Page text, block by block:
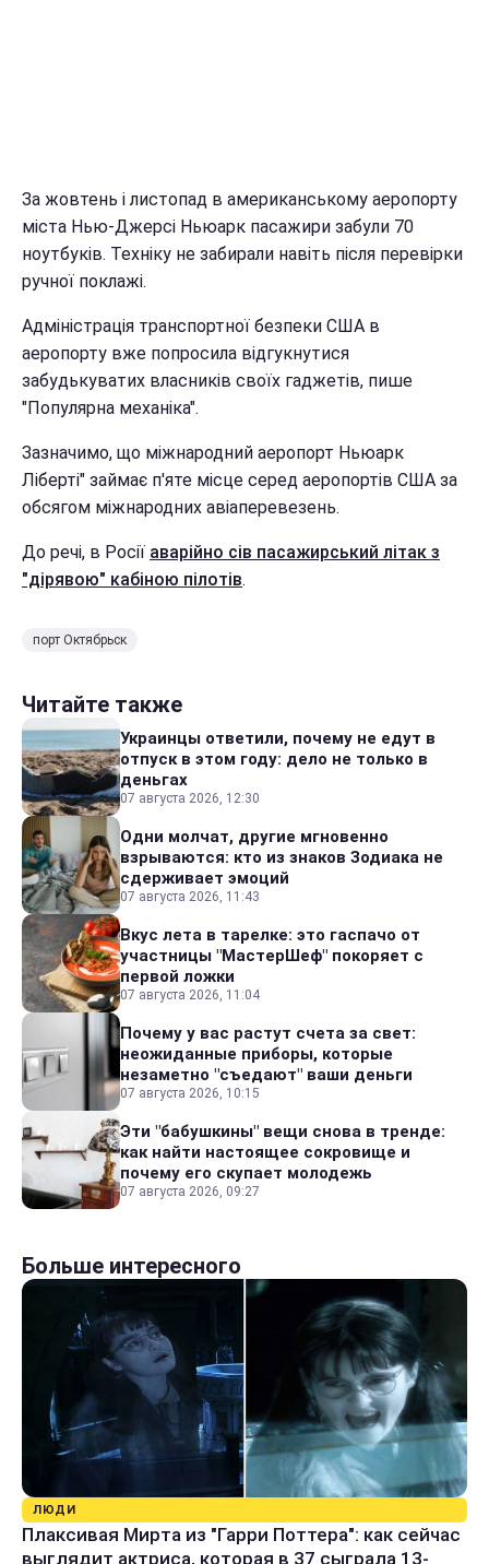
За жовтень і листопад в американському аеропорту
міста Нью-Джерсі Ньюарк пасажири забули 70
ноутбуків. Техніку не забирали навіть після перевірки
ручної поклажі.
Адміністрація транспортної безпеки США в
аеропорту вже попросила відгукнутися
забудькуватих власників своїх гаджетів, пише
"Популярна механіка".
Зазначимо, що міжнародний аеропорт Ньюарк
Ліберті" займає п'яте місце серед аеропортів США за
обсягом міжнародних авіаперевезень.
До речі, в Росії аварійно сів пасажирський літак з
"дірявою" кабіною пілотів.
порт Октябрьск
Читайте также
Украинцы ответили, почему не едут в
отпуск в этом году: дело не только в
деньгах
07 августа 2026, 12:30
Одни молчат, другие мгновенно
взрываются: кто из знаков Зодиака не
сдерживает эмоций
07 августа 2026, 11:43
Вкус лета в тарелке: это гаспачо от
участницы "МастерШеф" покоряет с
первой ложки
07 августа 2026, 11:04
Почему у вас растут счета за свет:
неожиданные приборы, которые
незаметно "съедают" ваши деньги
07 августа 2026, 10:15
Эти "бабушкины" вещи снова в тренде:
как найти настоящее сокровище и
почему его скупает молодежь
07 августа 2026, 09:27
Больше интересного
ЛЮДИ
Плаксивая Мирта из "Гарри Поттера": как сейчас
выглядит актриса, которая в 37 сыграла 13-